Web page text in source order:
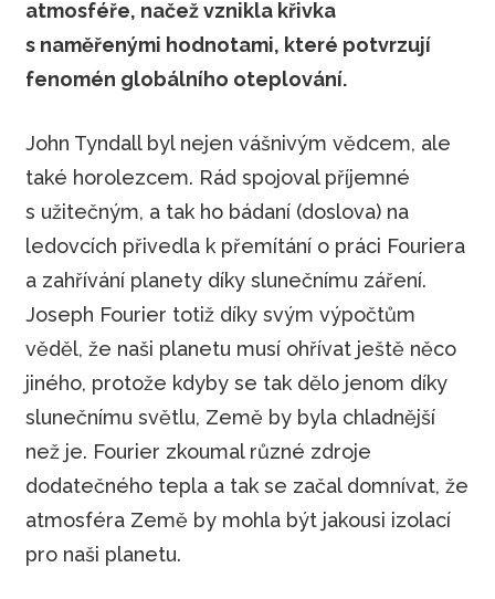
atmosféře, načež vznikla křivka
s naměřenými hodnotami, které potvrzují
fenomén globálního oteplování.
John Tyndall byl nejen vášnivým vědcem, ale
také horolezcem. Rád spojoval příjemné
s užitečným, a tak ho bádaní (doslova) na
ledovcích přivedla k přemítání o práci Fouriera
a zahřívání planety díky slunečnímu záření.
Joseph Fourier totiž díky svým výpočtům
věděl, že naši planetu musí ohřívat ještě něco
jiného, protože kdyby se tak dělo jenom díky
slunečnímu světlu, Země by byla chladnější
než je. Fourier zkoumal různé zdroje
dodatečného tepla a tak se začal domnívat, že
atmosféra Země by mohla být jakousi izolací
pro naši planetu.